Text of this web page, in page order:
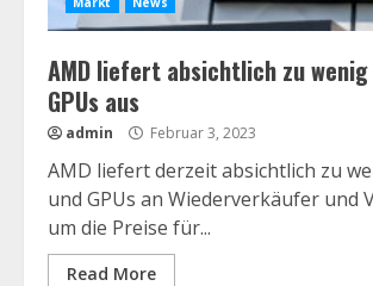
AMD liefert absichtlich zu wenig
GPUs aus
admin Februar 3, 2023
AMD liefert derzeit absichtlich zu
und GPUs an Wiederverkäufer und
um die Preise für...
Read More